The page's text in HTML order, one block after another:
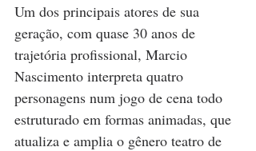
Um dos principais atores de sua
geração, com quase 30 anos de
trajetória profissional, Marcio
Nascimento interpreta quatro
personagens num jogo de cena todo
estruturado em formas animadas, que
atualiza e amplia o gênero teatro de